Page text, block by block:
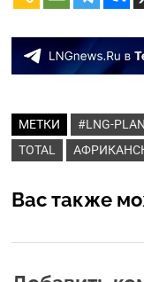
МЕТКИ #LNG-
TOTAL
Вас также